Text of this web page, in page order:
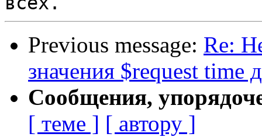
Previous message: Re:
значения $request time
Сообщения,
[ теме ] [ автору ]